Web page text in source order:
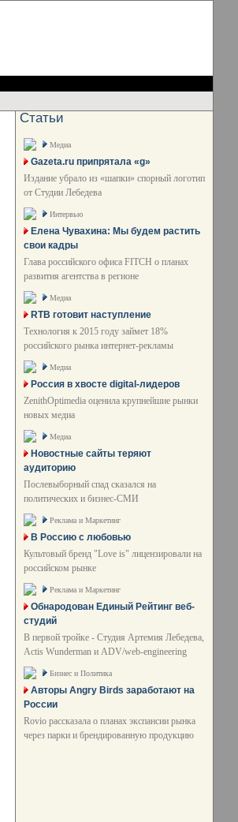
Статьи
Медиа
Gazeta.ru припрятала «g»
Издание убрало из «шапки» спорный логотип
от Студии Лебедева
Интервью
Елена Чувахина: Мы будем растить
свои кадры
Глава российского офиса FITCH о планах
развития агентства в регионе
Медиа
RTB готовит наступление
Технология к 2015 году займет 18%
российского рынка интернет-рекламы
Медиа
Россия в хвосте digital-лидеров
ZenithOptimedia оценила крупнейшие рынки
новых медиа
Медиа
Новостные сайты теряют
аудиторию
Послевыборный спад сказался на
политических и бизнес-СМИ
Реклама и Маркетинг
В Россию с любовью
Культовый бренд "Love is" лицензировали на
российском рынке
Реклама и Маркетинг
Обнародован Единый Рейтинг веб-
студий
В первой тройке - Студия Артемия Лебедева,
Actis Wunderman и ADV/web-engineering
Бизнес и Политика
Авторы Angry Birds заработают на
России
Rovio рассказала о планах экспансии рынка
через парки и брендированную продукцию